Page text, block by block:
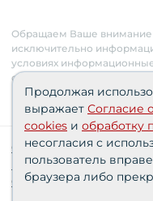
Обращаем Ваше внимание
исключительно
условиях
сайте, не являются
право изменять
Сведения о
персональных данных
Согласия
Продолжая
выражает Согласие
cookies и обработку
несогласия с
пользователь
браузера либо